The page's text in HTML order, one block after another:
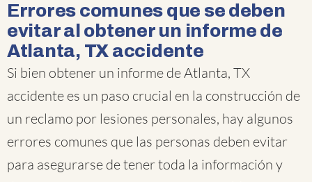
Errores comunes que se deben
evitar al obtener un informe de
Atlanta, TX accidente
Si bien obtener un informe de Atlanta, TX
accidente es un paso crucial en la construcción de
un reclamo por lesiones personales, hay algunos
errores comunes que las personas deben evitar
para asegurarse de tener toda la información y